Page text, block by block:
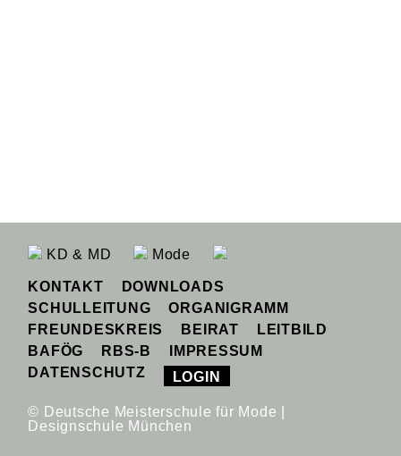
KD & MD Mode
KONTAKT
DOWNLOADS
SCHULLEITUNG
ORGANIGRAMM
FREUNDESKREIS
BEIRAT
LEITBILD
BAFÖG
RBS-B
IMPRESSUM
DATENSCHUTZ
LOGIN
© Deutsche Meisterschule für Mode |
Designschule München